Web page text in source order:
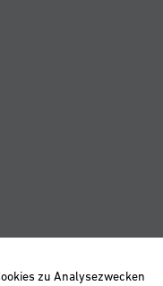
zu Analysezwecken